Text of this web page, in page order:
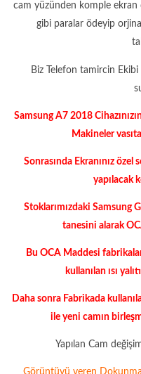
cam yüzünden komple ekran
gibi paralar ödeyip
Biz Telefon tamircin
Samsung A7 2018
Makineler
Sonrasında Ekranınız
yapılacak
Stoklarımızdaki Samsung
tanesini alarak
Bu OCA Maddesi
kullanılan ısı
Daha sonra Fabrikada
ile yeni camın
Yapılan Cam